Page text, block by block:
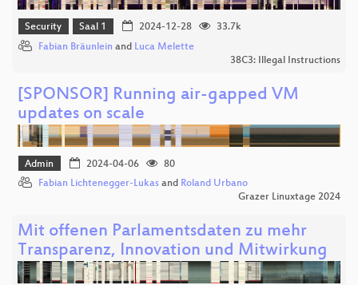
Security Saal 1 2024-12-28
33.7k
Fabian Bräunlein and Luca Melette
38C3: Illegal Instructions
[SPONSOR] Running air-gapped VM
updates on scale
Admin 2024-04-06
80
Fabian Lichtenegger-Lukas and Roland Urbano
Grazer Linuxtage 2024
Mit offenen Parlamentsdaten zu mehr
Transparenz, Innovation und Mitwirkung